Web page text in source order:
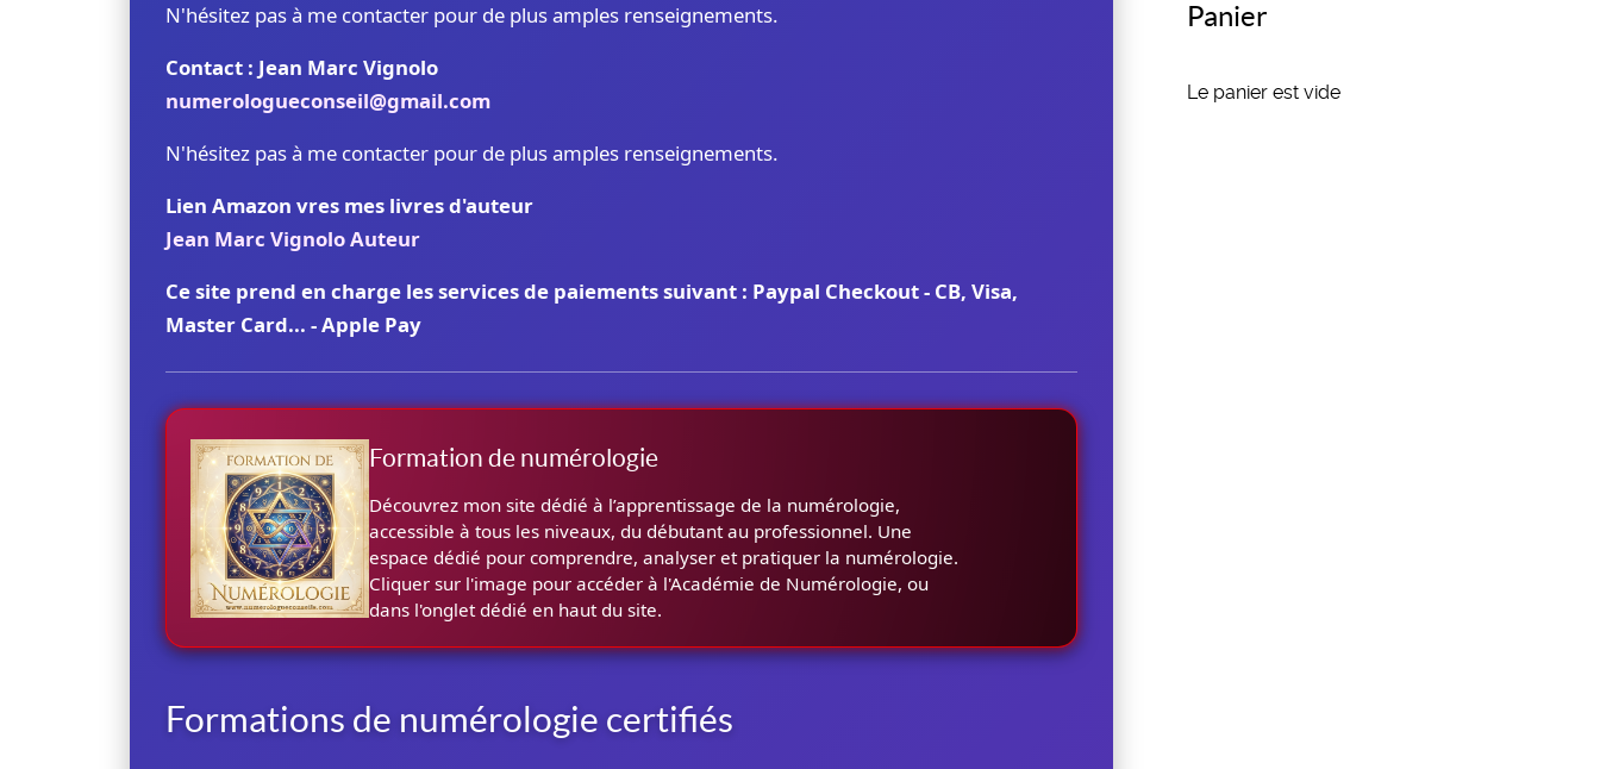
N'hésitez pas à me contacter pour de plus amples renseignements.
Contact : Jean Marc Vignolo
numerologueconseil@gmail.com
N'hésitez pas à me contacter pour de plus amples renseignements.
Lien Amazon vres mes livres d'auteur
Jean Marc Vignolo Auteur
Ce site prend en charge les services de paiements suivant : Paypal Checkout - CB, Visa,
Master Card... - Apple Pay
Formation de numérologie
Découvrez mon site dédié à l’apprentissage de la numérologie,
accessible à tous les niveaux, du débutant au professionnel. Une
espace dédié pour comprendre, analyser et pratiquer la numérologie.
Cliquer sur l'image pour accéder à l'Académie de Numérologie, ou
dans l'onglet dédié en haut du site.
Formations de numérologie certifiés
Panier
Le panier est vide